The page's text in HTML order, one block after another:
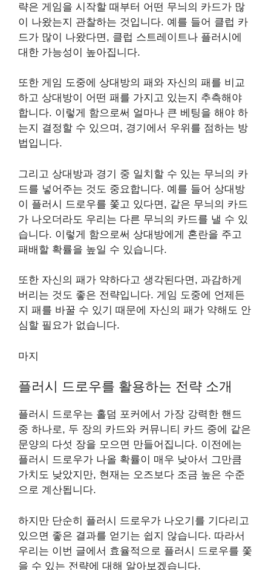
략은 게임을 시작할 때부터 어떤 무늬의 카드가 많
이 나왔는지 관찰하는 것입니다. 예를 들어 클럽 카
드가 많이 나왔다면, 클럽 스트레이트나 플러시에
대한 가능성이 높아집니다.
또한 게임 도중에 상대방의 패와 자신의 패를 비교
하고 상대방이 어떤 패를 가지고 있는지 추측해야
합니다. 이렇게 함으로써 얼마나 큰 베팅을 해야 하
는지 결정할 수 있으며, 경기에서 우위를 점하는 방
법입니다.
그리고 상대방과 경기 중 일치할 수 있는 무늬의 카
드를 넣어주는 것도 중요합니다. 예를 들어 상대방
이 플러시 드로우를 쫓고 있다면, 같은 무늬의 카드
가 나오더라도 우리는 다른 무늬의 카드를 낼 수 있
습니다. 이렇게 함으로써 상대방에게 혼란을 주고
패배할 확률을 높일 수 있습니다.
또한 자신의 패가 약하다고 생각된다면, 과감하게
버리는 것도 좋은 전략입니다. 게임 도중에 언제든
지 패를 바꿀 수 있기 때문에 자신의 패가 약해도 안
심할 필요가 없습니다.
마지
플러시 드로우를 활용하는 전략 소개
플러시 드로우는 홀덤 포커에서 가장 강력한 핸드
중 하나로, 두 장의 카드와 커뮤니티 카드 중에 같은
문양의 다섯 장을 모으면 만들어집니다. 이전에는
플러시 드로우가 나올 확률이 매우 낮아서 그만큼
가치도 낮았지만, 현재는 오즈보다 조금 높은 수준
으로 계산됩니다.
하지만 단순히 플러시 드로우가 나오기를 기다리고
있으면 좋은 결과를 얻기는 쉽지 않습니다. 따라서
우리는 이번 글에서 효율적으로 플러시 드로우를 쫓
을 수 있는 전략에 대해 알아보겠습니다.